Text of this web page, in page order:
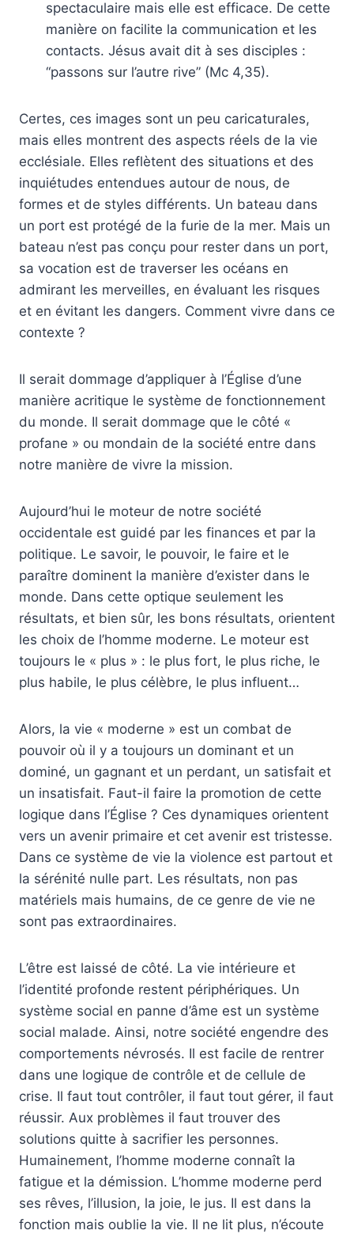
spectaculaire mais elle est efficace. De cette
manière on facilite la communication et les
contacts. Jésus avait dit à ses disciples :
“passons sur l’autre rive” (Mc 4,35).
Certes, ces images sont un peu caricaturales,
mais elles montrent des aspects réels de la vie
ecclésiale. Elles reflètent des situations et des
inquiétudes entendues autour de nous, de
formes et de styles différents. Un bateau dans
un port est protégé de la furie de la mer. Mais un
bateau n’est pas conçu pour rester dans un port,
sa vocation est de traverser les océans en
admirant les merveilles, en évaluant les risques
et en évitant les dangers. Comment vivre dans ce
contexte ?
Il serait dommage d’appliquer à l’Église d’une
manière acritique le système de fonctionnement
du monde. Il serait dommage que le côté «
profane » ou mondain de la société entre dans
notre manière de vivre la mission.
Aujourd’hui le moteur de notre société
occidentale est guidé par les finances et par la
politique. Le savoir, le pouvoir, le faire et le
paraître dominent la manière d’exister dans le
monde. Dans cette optique seulement les
résultats, et bien sûr, les bons résultats, orientent
les choix de l’homme moderne. Le moteur est
toujours le « plus » : le plus fort, le plus riche, le
plus habile, le plus célèbre, le plus influent…
Alors, la vie « moderne » est un combat de
pouvoir où il y a toujours un dominant et un
dominé, un gagnant et un perdant, un satisfait et
un insatisfait. Faut-il faire la promotion de cette
logique dans l’Église ? Ces dynamiques orientent
vers un avenir primaire et cet avenir est tristesse.
Dans ce système de vie la violence est partout et
la sérénité nulle part. Les résultats, non pas
matériels mais humains, de ce genre de vie ne
sont pas extraordinaires.
L’être est laissé de côté. La vie intérieure et
l’identité profonde restent périphériques. Un
système social en panne d’âme est un système
social malade. Ainsi, notre société engendre des
comportements névrosés. Il est facile de rentrer
dans une logique de contrôle et de cellule de
crise. Il faut tout contrôler, il faut tout gérer, il faut
réussir. Aux problèmes il faut trouver des
solutions quitte à sacrifier les personnes.
Humainement, l’homme moderne connaît la
fatigue et la démission. L’homme moderne perd
ses rêves, l’illusion, la joie, le jus. Il est dans la
fonction mais oublie la vie. Il ne lit plus, n’écoute